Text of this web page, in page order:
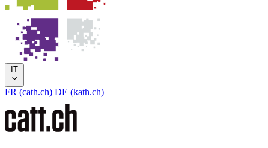
IT
FR (cath.ch) DE (kath.ch)